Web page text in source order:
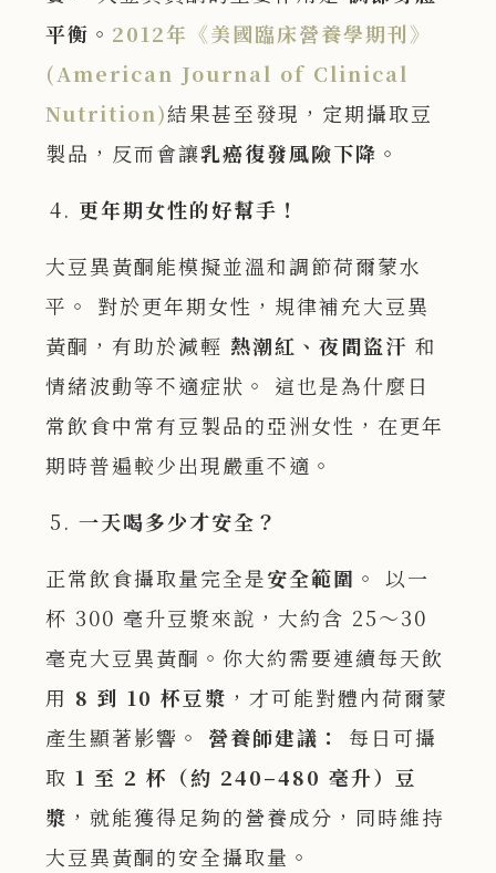
平衡 。 2012年《美國臨床營養學期刊》
(American Journal of Clinical
Nutrition)結果甚至發現，定期攝取豆
製品，反而會讓乳癌復發風險下降 。
更年期女性的好幫手！
大豆異黃酮能模擬並溫和調節荷爾蒙水
平。 對於更年期女性，規律補充大豆異
黃酮，有助於減輕熱潮紅、夜間盜汗 和
情緒波動等不適症狀。 這也是為什麼日
常飲食中常有豆製品的亞洲女性，在更年
期時普遍較少出現嚴重不適。
一天喝多少才安全？
正常飲食攝取量完全是安全範圍 。 以一
杯 300 毫升豆漿來說，大約含 25～30
毫克大豆異黃酮。你大約需要連續每天飲
用 8到 10杯豆漿 ，才可能對體內荷爾蒙
產生顯著影響。 營養師建議：
每日可攝
取1 至 2杯（約 240–480毫升）豆
漿 ，就能獲得足夠的營養成分，同時維持
大豆異黃酮的安全攝取量。